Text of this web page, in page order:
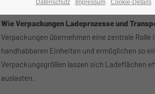
Wie Verpackungen Ladeprozesse und
Verpackungen übernehmen eine zentrale
handhabbaren Einheiten und ermöglichen so
Verpackungsgrößen lassen sich Ladeflächen
auslasten.
Datenschutz Impressum Cookie-Details